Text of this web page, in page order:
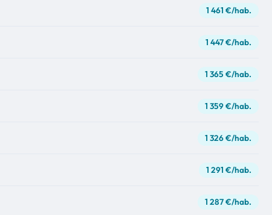
1 461 €/hab.
1 447 €/hab.
1 365 €/hab.
1 359 €/hab.
1 326 €/hab.
1 291 €/hab.
1 287 €/hab.